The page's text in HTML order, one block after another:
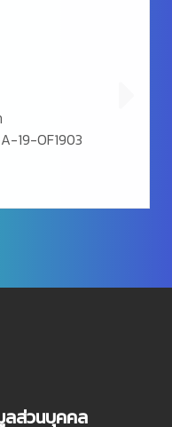
19-OF1904
ลส่วนบุคคล